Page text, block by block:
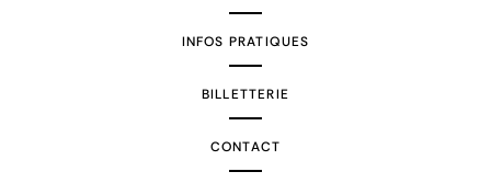
INFOS PRATIQUES
BILLETTERIE
CONTACT